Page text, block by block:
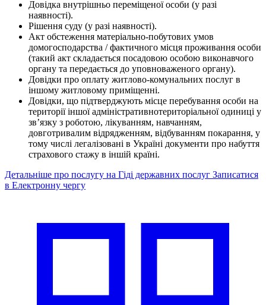
Довідка внутрішньо переміщеної особи (у разі
наявності).
Рішення суду (у разі наявності).
Акт обстеження матеріально-побутових умов
домогосподарства / фактичного місця проживання особи
(такий акт складається посадовою особою виконавчого
органу та передається до уповноваженого органу).
Довідки про оплату житлово-комунальних послуг в
іншому житловому приміщенні.
Довідки, що підтверджують місце перебування особи на
території іншої адміністративнотериторіальної одиниці у
зв’язку з роботою, лікуванням, навчанням,
довготривалим відрядженням, відбуванням покарання, у
тому числі легалізовані в Україні документи про набуття
страхового стажу в іншій країні.
Детальніше про послугу на Гіді державних послуг Записатися
в Електронну чергу